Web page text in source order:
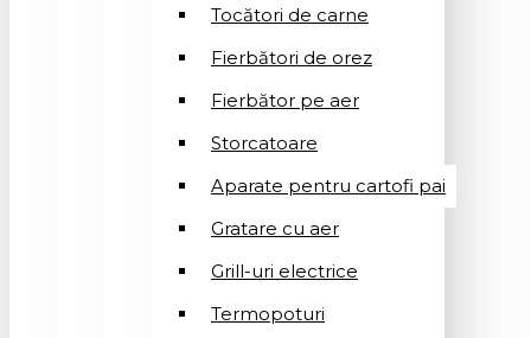
Tocători de carne
Fierbători de orez
Fierbător pe aer
Storcatoare
Aparate pentru cartofi pai
Gratare cu aer
Grill-uri electrice
Termopoturi